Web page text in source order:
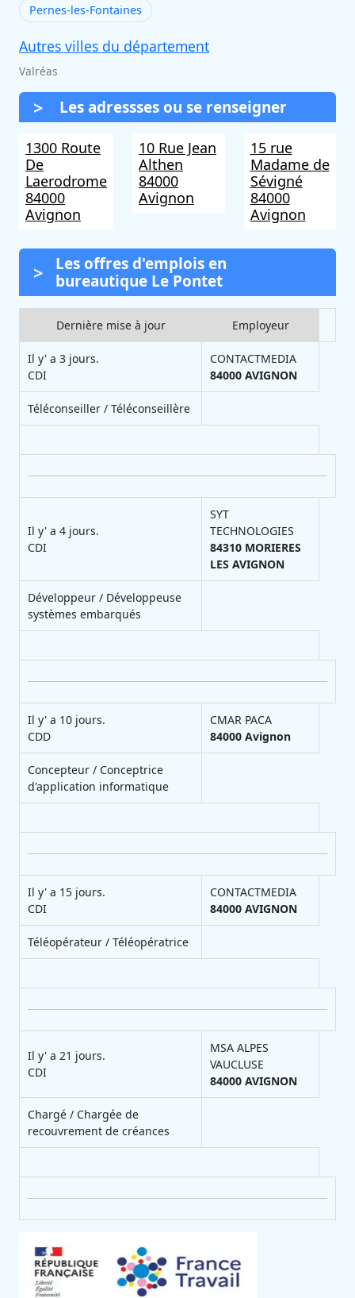
Pernes-les-Fontaines
Autres villes du département
Valréas
Les adressses ou se renseigner
1300 Route
De
Laerodrome
84000
Avignon
10 Rue Jean
Althen
84000
Avignon
15 rue
Madame de
Sévigné
84000
Avignon
Les offres d'emplois en
bureautique Le Pontet
Dernière mise à jour Employeur
Il y' a 3 jours.
CDI
CONTACTMEDIA
84000 AVIGNON
Téléconseiller / Téléconseillère
Il y' a 4 jours.
CDI
SYT
TECHNOLOGIES
84310 MORIERES
LES AVIGNON
Développeur / Développeuse
systèmes embarqués
Il y' a 10 jours.
CDD
CMAR PACA
84000 Avignon
Concepteur / Conceptrice
d'application informatique
Il y' a 15 jours.
CDI
CONTACTMEDIA
84000 AVIGNON
Téléopérateur / Téléopératrice
Il y' a 21 jours.
CDI
MSA ALPES
VAUCLUSE
84000 AVIGNON
Chargé / Chargée de
recouvrement de créances